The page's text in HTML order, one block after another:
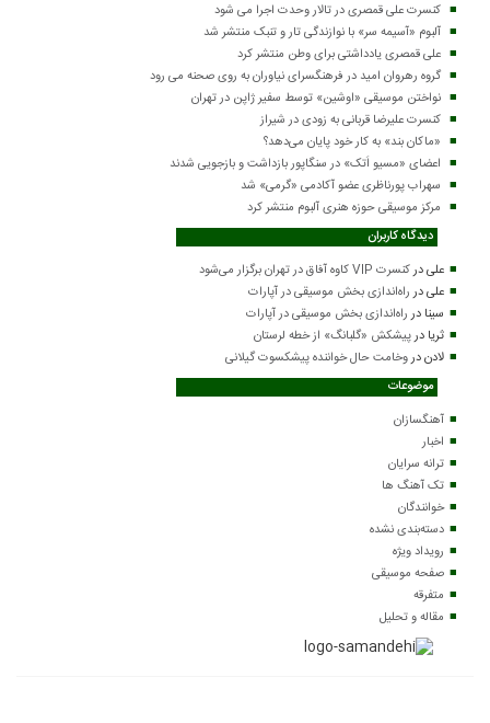
کنسرت علی قمصری در تالار وحدت اجرا می شود
آلبوم «آسیمه سر» با نوازندگی تار و تنبک منتشر شد
علی قمصری یادداشتی برای وطن منتشر کرد
گروه رهروان امید در فرهنگسرای نیاوران به روی صحنه می رود
نواختن موسیقی «اوشین» توسط سفیر ژاپن در تهران
کنسرت علیرضا قربانی به زودی در شیراز
«ماکان بند» به کار خود پایان می‌دهد؟
اعضای «مسیو اَتک» در سنگاپور بازداشت و بازجویی شدند
سهراب پورناظری عضو آکادمی «گرمی» شد
مرکز موسیقی حوزه هنری آلبوم منتشر کرد
دیدگاه کاربران
علیدرکنسرت VIP کاوه آفاق در تهران برگزار می‌شود
علیدرراه‌اندازی بخش موسیقی در آپارات
سینا درراه‌اندازی بخش موسیقی در آپارات
ثریا درپیشکش «گلبانگ» از خطه لرستان
لادندروخامت حال خواننده پیشکسوت گیلانی
موضوعات
آهنگسازان
اخبار
ترانه سرایان
تک آهنگ ها
خوانندگان
دسته‌بندی نشده
رویداد ویژه
صفحه موسیقی
متفرقه
مقاله و تحلیل